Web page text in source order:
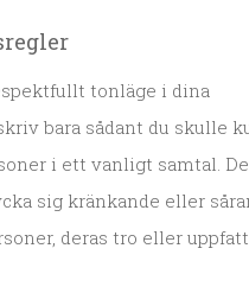
tonläge i dina
bara sådant du skulle
i ett vanligt samtal.
sig kränkande eller
deras tro eller